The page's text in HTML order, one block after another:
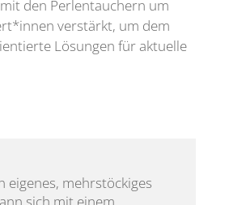
den Perlentauchern um
verstärkt, um dem
Lösungen für aktuelle
eigenes, mehrstöckiges